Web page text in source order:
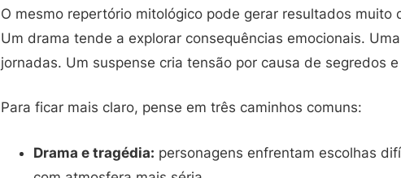
O mesmo repertório mitológico pode gerar resultados
Um drama tende a explorar consequências emocionais.
jornadas. Um suspense cria tensão por causa de segredos
Para ficar mais claro, pense em três caminhos comuns:
Drama e tragédia: personagens enfrentam escolhas